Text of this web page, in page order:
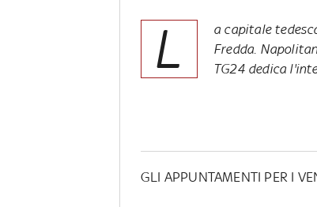
L
a capitale
Fredda.
TG24 dedica
GLI APPUNTAMENTI PER I